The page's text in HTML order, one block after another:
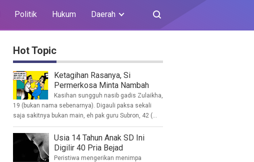
Politik Hukum Daerah
Hot Topic
Ketagihan Rasanya, Si
Permerkosa Minta Nambah
Kasihan sungguh nasib gadis Zulaikha,
19 (bukan nama sebenarnya). Digauli paksa sekali
saja sakitnya bukan main, eh pak guru Subron, 42 (...
Usia 14 Tahun Anak SD Ini
Digilir 40 Pria Bejad
Peristiwa mengerikan menimpa